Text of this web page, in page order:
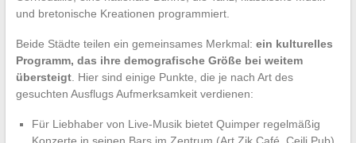
und bretonische Kreationen programmiert.
Beide Städte teilen ein gemeinsames Merkmal: ein kulturelles
Programm, das ihre demografische Größe bei weitem
übersteigt. Hier sind einige Punkte, die je nach Art des
gesuchten Ausflugs Aufmerksamkeit verdienen:
Für Liebhaber von Live-Musik bietet Quimper regelmäßig